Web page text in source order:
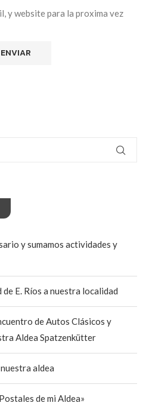
y website para la proxima vez
y sumamos actividades y
E. Ríos a nuestra localidad
de Autos Clásicos y
Aldea Spatzenkütter
aldea
de mi Aldea»